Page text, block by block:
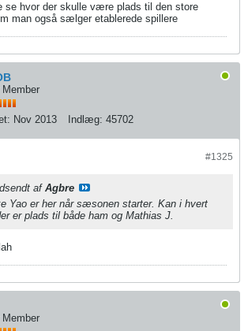
se hvor der skulle være plads til den store
man også sælger etablerede spillere
Nov 2013 Indlæg: 45702
#1325
af Agbre
Yao er her når sæsonen starter. Kan i hvert
er plads til både ham og Mathias J.